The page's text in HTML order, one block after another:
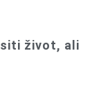
život, ali